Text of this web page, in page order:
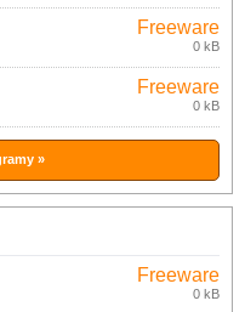
Freeware
0 kB
Freeware
0 kB
»
Freeware
0 kB